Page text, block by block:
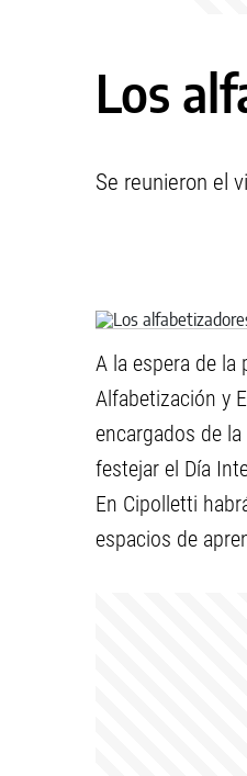
Los
Se reunieron el
A la espera de la
Alfabetización y
encargados de
festejar el Día
En Cipolletti
espacios de